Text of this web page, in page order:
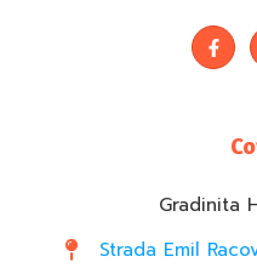
Gradinita
Strada Emil